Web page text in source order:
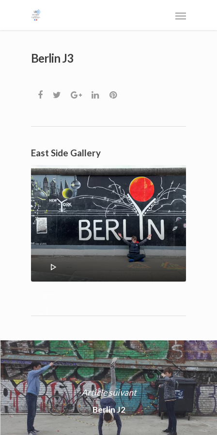
Berlin J3
East Side Gallery
Lecteur
vidéo
Article suivant
Berlin J2